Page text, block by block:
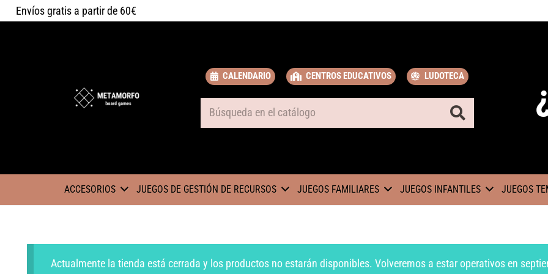
Envíos gratis a partir de 60€
CALENDARIO CENTROS EDUCATIVOS LUDOTECA
ACCESORIOS JUEGOS DE GESTIÓN DE RECURSOS JUEGOS FAMILIARES JUEGOS INFANTILES JUEGOS
Actualmente la tienda está cerrada y los productos no estarán disponibles. Volveremos a estar operativos en